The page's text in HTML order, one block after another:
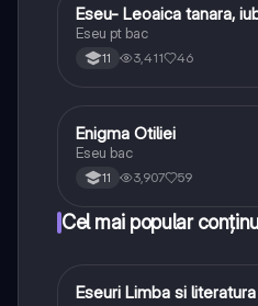
Limba și literatura română
Eseu- Leoaica tanara,
Eseu pt bac
11 3,411 46
Limba și literatura română
Enigma Otiliei
Eseu bac
11 3,907 59
Cel mai popular
Limba și literatura română
Eseuri Limba si